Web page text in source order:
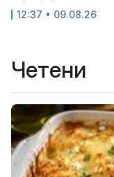
12:37 • 09.08.26
Четени